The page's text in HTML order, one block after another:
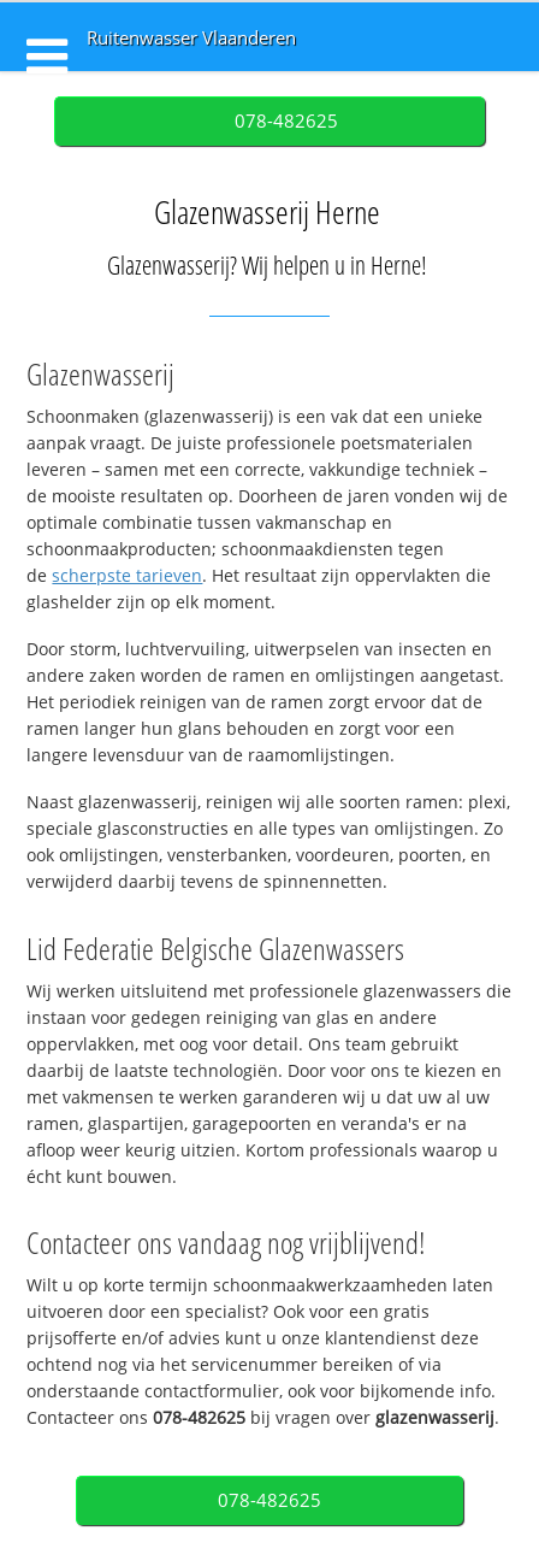
Ruitenwasser Vlaanderen
078-482625
Glazenwasserij Herne
Glazenwasserij? Wij helpen u in Herne!
Glazenwasserij
Schoonmaken (glazenwasserij) is een vak dat een unieke
aanpak vraagt. De juiste professionele poetsmaterialen
leveren – samen met een correcte, vakkundige techniek –
de mooiste resultaten op. Doorheen de jaren vonden wij de
optimale combinatie tussen vakmanschap en
schoonmaakproducten; schoonmaakdiensten tegen
descherpste tarieven. Het resultaat zijn oppervlakten die
glashelder zijn op elk moment.
Door storm, luchtvervuiling, uitwerpselen van insecten en
andere zaken worden de ramen en omlijstingen aangetast.
Het periodiek reinigen van de ramen zorgt ervoor dat de
ramen langer hun glans behouden en zorgt voor een
langere levensduur van de raamomlijstingen.
Naast glazenwasserij, reinigen wij alle soorten ramen: plexi,
speciale glasconstructies en alle types van omlijstingen. Zo
ook omlijstingen, vensterbanken, voordeuren, poorten, en
verwijderd daarbij tevens de spinnennetten.
Lid Federatie Belgische Glazenwassers
Wij werken uitsluitend met professionele glazenwassers die
instaan voor gedegen reiniging van glas en andere
oppervlakken, met oog voor detail. Ons team gebruikt
daarbij de laatste technologiën. Door voor ons te kiezen en
met vakmensen te werken garanderen wij u dat uw al uw
ramen, glaspartijen, garagepoorten en veranda's er na
afloop weer keurig uitzien. Kortom professionals waarop u
écht kunt bouwen.
Contacteer ons vandaag nog vrijblijvend!
Wilt u op korte termijn schoonmaakwerkzaamheden laten
uitvoeren door een specialist? Ook voor een gratis
prijsofferte en/of advies kunt u onze klantendienst deze
ochtend nog via het servicenummer bereiken of via
onderstaande contactformulier, ook voor bijkomende info.
Contacteer ons078-482625 bij vragen overglazenwasserij.
078-482625